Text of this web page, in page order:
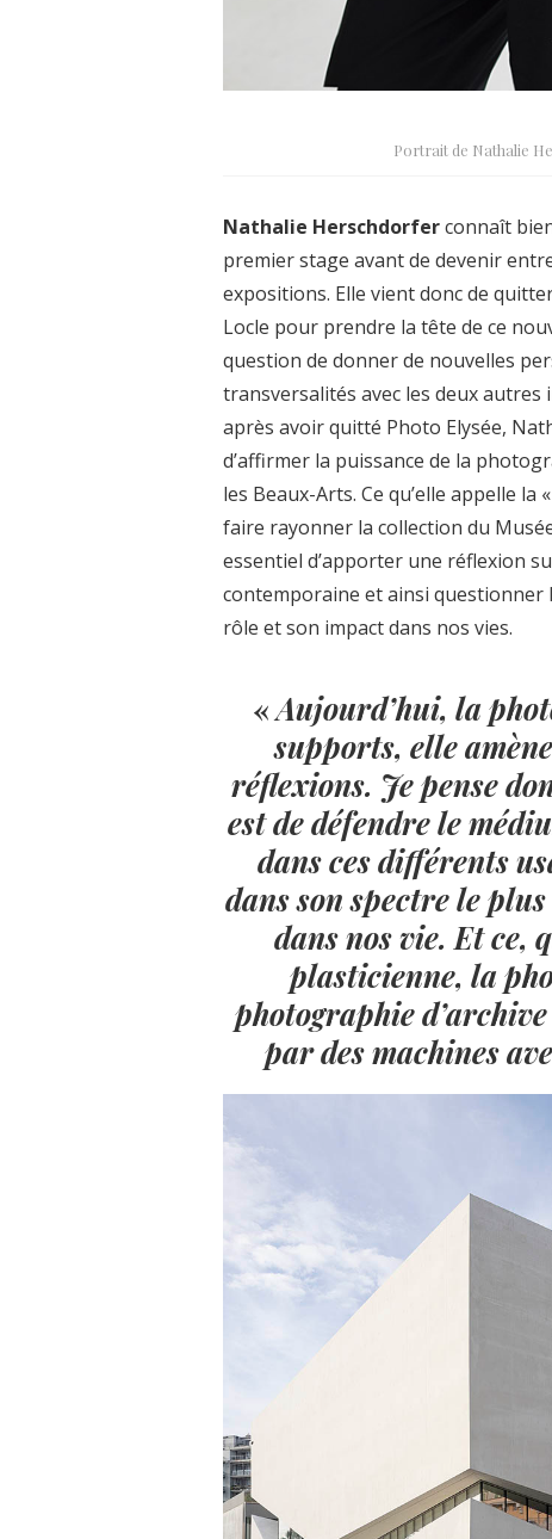
Portrait de Nathalie
Nathalie Herschdorferconnaît
premier stage avant de devenir
expositions. Elle vient donc de
Locle pour prendre la tête de ce
question de donner de nouvelles
transversalités avec les deux
après avoir quitté Photo Elysée,
d’affirmer la puissance de la
les Beaux-Arts. Ce qu’elle appelle la
faire rayonner la collection du
essentiel d’apporter une réflexion
contemporaine et ainsi questionner
rôle et son impact dans nos vies.
«Aujourd’hui, la
supports, elle
réflexions. Je pense
est de défendre le
dans ces différents
dans son spectre le
dans nos vie. Et ce,
plasticienne, la
photographie d’
par des machines